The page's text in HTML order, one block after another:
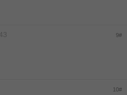
9#
10#